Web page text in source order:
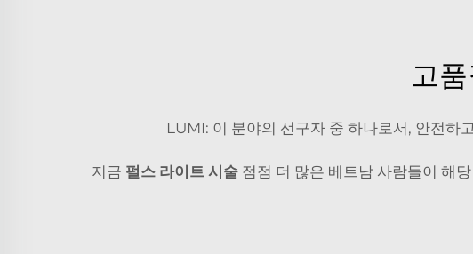
고
LUMI: 이 분야의 선구자 중 하나로서, 안전하
지금 펄스 라이트 시술 점점 더 많은 베트남 사람들이 해